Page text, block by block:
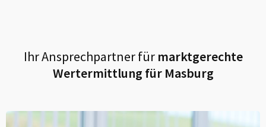
Ihr Ansprechpartner fürmarktgerechte
Wertermittlung für Masburg